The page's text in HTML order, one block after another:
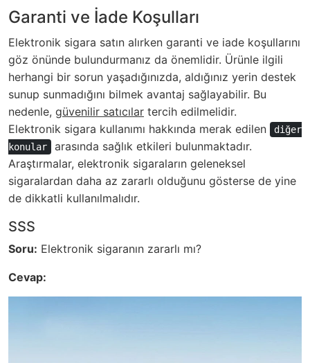
Garanti ve İade Koşulları
Elektronik sigara satın alırken garanti ve iade koşullarını
göz önünde bulundurmanız da önemlidir. Ürünle ilgili
herhangi bir sorun yaşadığınızda, aldığınız yerin destek
sunup sunmadığını bilmek avantaj sağlayabilir. Bu
nedenle, güvenilir satıcılar tercih edilmelidir.
Elektronik sigara kullanımı hakkında merak edilen
diğer
konular
arasında sağlık etkileri bulunmaktadır.
Araştırmalar, elektronik sigaraların geleneksel
sigaralardan daha az zararlı olduğunu gösterse de yine
de dikkatli kullanılmalıdır.
SSS
Soru: Elektronik sigaranın zararlı mı?
Cevap: